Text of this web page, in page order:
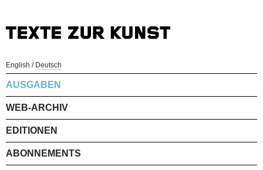
English / Deutsch
AUSGABEN
WEB-ARCHIV
EDITIONEN
ABONNEMENTS